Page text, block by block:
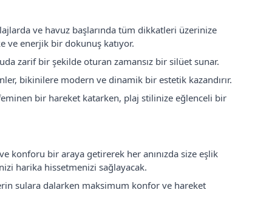
ve havuz başlarında tüm dikkatleri üzerinize
ve enerjik bir dokunuş katıyor.
zarif bir şekilde oturan zamansız bir silüet sunar.
bikinilere modern ve dinamik bir estetik kazandırır.
bir hareket katarken, plaj stilinize eğlenceli bir
konforu bir araya getirerek her anınızda size eşlik
harika hissetmenizi sağlayacak.
sulara dalarken maksimum konfor ve hareket